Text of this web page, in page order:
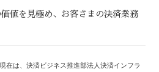
値を見極め、お客さまの決済業務
在は、決済ビジネス推進部法人決済インフラ